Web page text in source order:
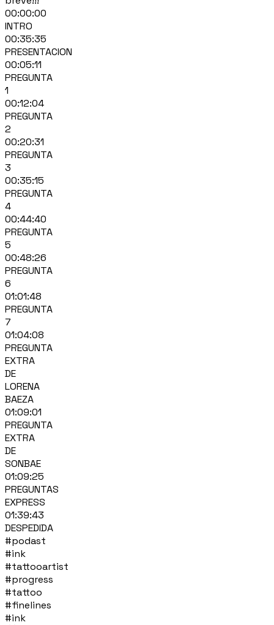
00:00:00
INTRO
00:35:35
PRESENTACION
00:05:11
PREGUNTA
1
00:12:04
PREGUNTA
2
00:20:31
PREGUNTA
3
00:35:15
PREGUNTA
4
00:44:40
PREGUNTA
5
00:48:26
PREGUNTA
6
01:01:48
PREGUNTA
7
01:04:08
PREGUNTA
EXTRA
DE
LORENA
BAEZA
01:09:01
PREGUNTA
EXTRA
DE
SONBAE
01:09:25
PREGUNTAS
EXPRESS
01:39:43
DESPEDIDA
#podast
#ink
#tattooartist
#progress
#tattoo
#finelines
#ink